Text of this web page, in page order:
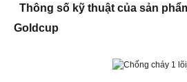
Thông số kỹ thuật của sản
Goldcup